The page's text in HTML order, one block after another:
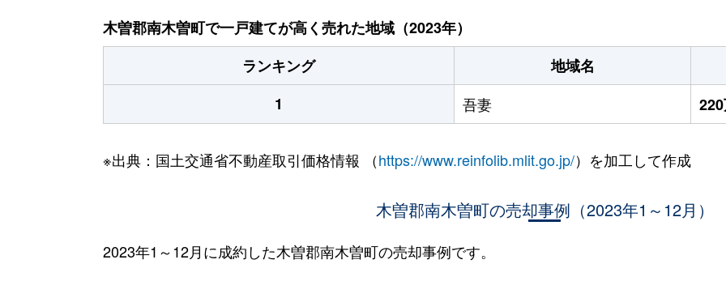
木曽郡南木曽町で一戸建てが高く売れた地域（2023年）
ランキング
地域名
1
吾妻
※出典：国土交通省不動産取引価格情報 （https://www.reinfolib.mlit.go.jp/）を加工して作成
木曽郡南木曽町の売却事例（2023年1～12月）
2023年1～12月に成約した木曽郡南木曽町の売却事例です。